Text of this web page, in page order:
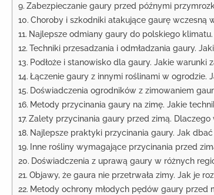
Zabezpieczanie gaury przed późnymi
Choroby i szkodniki atakujące gaurę wczesną
Najlepsze odmiany gaury do polskiego
Techniki przesadzania i odmładzania gaury.
Podłoże i stanowisko dla gaury. Jakie warunki
Łączenie gaury z innymi roślinami w ogrodzie.
Doświadczenia ogrodników z zimowaniem
Metody przycinania gaury na zimę. Jakie
Zalety przycinania gaury przed zimą. Dlaczego
Najlepsze praktyki przycinania gaury. Jak dbać
Inne rośliny wymagające przycinania przed
Doświadczenia z uprawą gaury w różnych
Objawy, że gaura nie przetrwała zimy. Jak je
Metody ochrony młodych pędów gaury przed